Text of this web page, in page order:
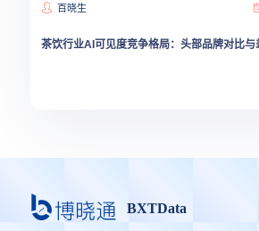
百晓生
茶饮行业AI可见度竞争格局：头部品牌对比与
BXTData